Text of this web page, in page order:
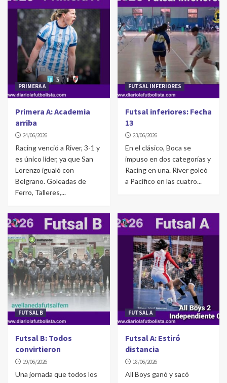
PRIMERA A
Primera A: Academia
arriba
24/06/2026
Racing venció a River, 3-1 y
es único líder, ya que San
Lorenzo igualó con
Belgrano. Goleadas de
Ferro, Talleres,...
FUTSAL INFERIORES
Futsal inferiores: Fecha
13
23/06/2026
En el clásico, Boca se
impuso en dos categorías y
Racing en una. River goleó
a Pacífico en las cuatro...
FUTSAL B
Futsal B: Todos
convirtieron
19/06/2026
Una jornada que todos los
FUTSAL A
Futsal A: Estiró
distancia
18/06/2026
All Boys ganó y sacó